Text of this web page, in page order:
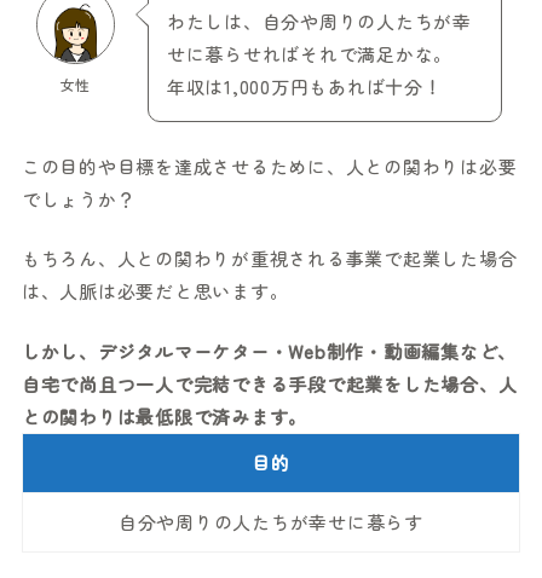
女性
わたしは、自分や周りの人たちが幸
せに暮らせればそれで満足かな。
年収は1,000万円もあれば十分！
この目的や目標を達成させるために、人との関わりは必要
でしょうか？
もちろん、人との関わりが重視される事業で起業した場合
は、人脈は必要だと思います。
しかし、デジタルマーケター・Web制作・動画編集など、
自宅で尚且つ一人で完結できる手段で起業をした場合、人
との関わりは最低限で済みます。
目的
自分や周りの人たちが幸せに暮らす